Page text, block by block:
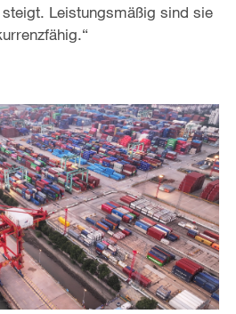
Leistungsmäßig sind sie